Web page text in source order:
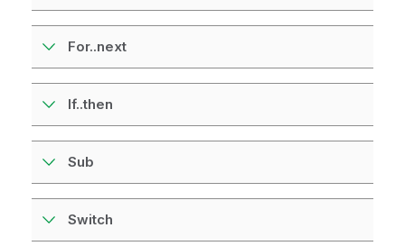
For..next
If..then
Sub
Switch